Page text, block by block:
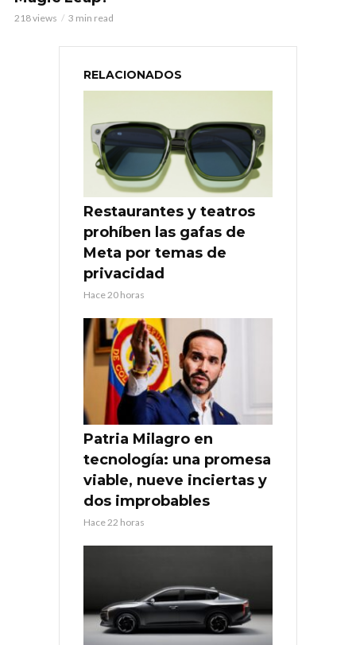
218 views 3 min read
RELACIONADOS
Restaurantes y teatros
prohíben las gafas de
Meta por temas de
privacidad
Hace 20 horas
Patria Milagro en
tecnología: una promesa
viable, nueve inciertas y
dos improbables
Hace 22 horas